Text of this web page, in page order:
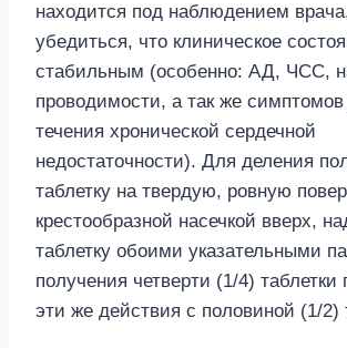
находится под наблюдением
убедиться, что клиническое
стабильным (особенно: АД, ЧСС,
проводимости, а так же симптомов
течения хронической сердечной
недостаточности). Для деления
таблетку на твердую, ровную
крестообразной насечкой вверх,
таблетку обоими указательными
получения четверти (1/4) таблетки
эти же действия с половиной (1/2)